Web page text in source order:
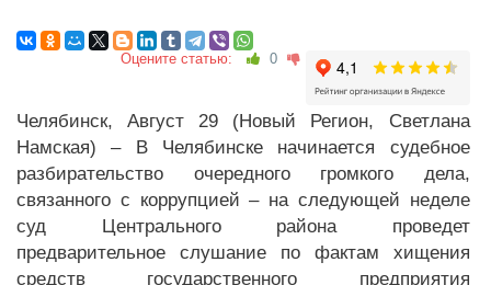
Оцените статью: 0
Челябинск, Август 29 (Новый Регион, Светлана
Намская) – В Челябинске начинается судебное
разбирательство очередного громкого дела,
связанного с коррупцией – на следующей неделе
суд Центрального района проведет
предварительное слушание по фактам хищения
средств государственного предприятия